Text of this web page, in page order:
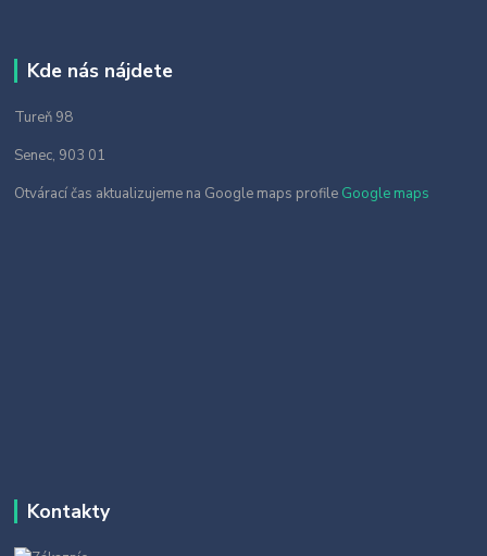
Kde nás nájdete
Tureň 98
Senec, 903 01
Otvárací čas aktualizujeme na Google maps profile Google maps
Kontakty